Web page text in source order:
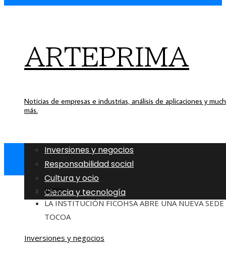
ARTEPRIMA
Noticias de empresas e industrias, análisis de aplicaciones y
más.
Inversiones y negocios
Responsabilidad social
Cultura y ocio
Ciencia y tecnología
Inicio
LA INSTITUCIÓN FICOHSA ABRE UNA NUEVA SEDE
TOCOA
Inversiones y negocios